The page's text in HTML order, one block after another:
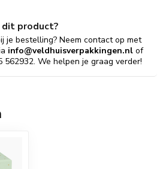
dit product?
je bestelling? Neem contact op met
info@veldhuisverpakkingen.nl of
We helpen je graag verder!